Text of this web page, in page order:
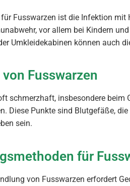
Fusswarzen ist die Infektion
vor allem bei Kindern
Umkleidekabinen können auch
Fusswarzen
schmerzhaft, insbesondere beim
Diese Punkte sind Blutgefäße,
sein.
für
von Fusswarzen erfordert